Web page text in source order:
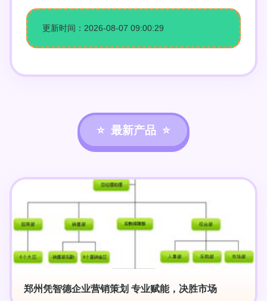
更新时间：2026-08-07 09:00:29
最新产品
郑州凭智德企业营销策划 专业赋能，决胜市场